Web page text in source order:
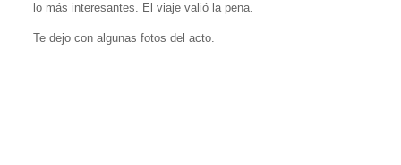
lo más interesantes. El viaje valió la pena.
Te dejo con algunas fotos del acto.